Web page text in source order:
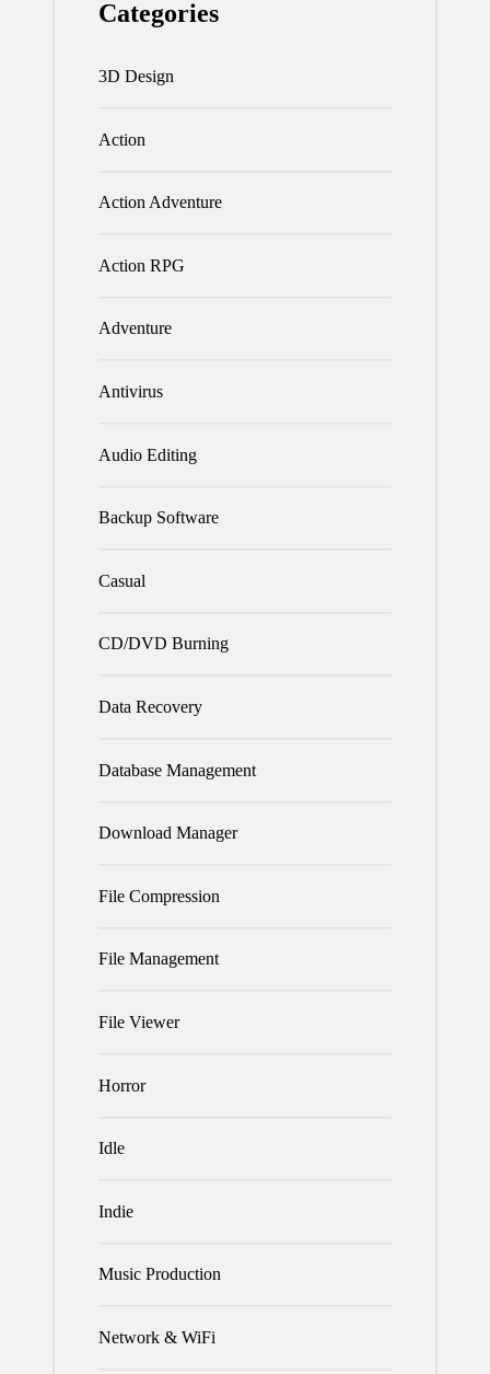
Categories
3D Design
Action
Action Adventure
Action RPG
Adventure
Antivirus
Audio Editing
Backup Software
Casual
CD/DVD Burning
Data Recovery
Database Management
Download Manager
File Compression
File Management
File Viewer
Horror
Idle
Indie
Music Production
Network & WiFi